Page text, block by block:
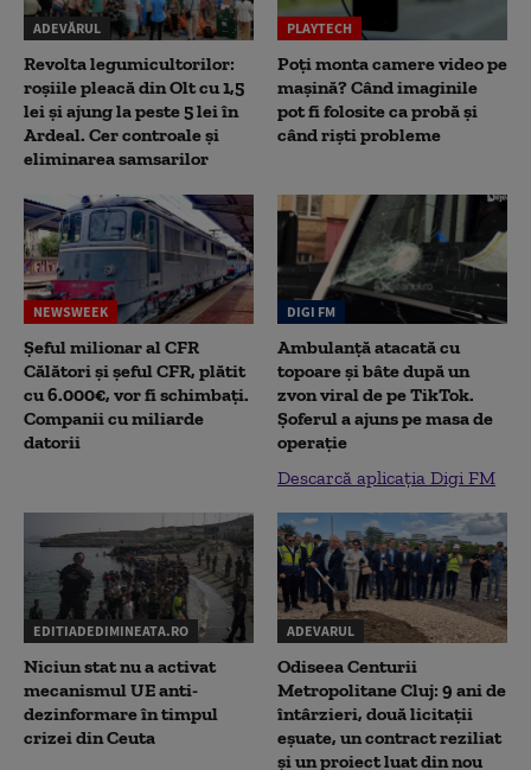
ADEVĂRUL
Revolta legumicultorilor:
roșiile pleacă din Olt cu 1,5
lei și ajung la peste 5 lei în
Ardeal. Cer controale și
eliminarea samsarilor
PLAYTECH
Poți monta camere video pe
mașină? Când imaginile
pot fi folosite ca probă și
când riști probleme
NEWSWEEK
Șeful milionar al CFR
Călători și șeful CFR, plătit
cu 6.000€, vor fi schimbați.
Companii cu miliarde
datorii
DIGI FM
Ambulanță atacată cu
topoare și bâte după un
zvon viral de pe TikTok.
Șoferul a ajuns pe masa de
operație
Descarcă aplicația Digi FM
EDITIADEDIMINEATA.RO
Niciun stat nu a activat
mecanismul UE anti-
dezinformare în timpul
crizei din Ceuta
ADEVARUL
Odiseea Centurii
Metropolitane Cluj: 9 ani de
întârzieri, două licitații
eșuate, un contract reziliat
și un proiect luat din nou